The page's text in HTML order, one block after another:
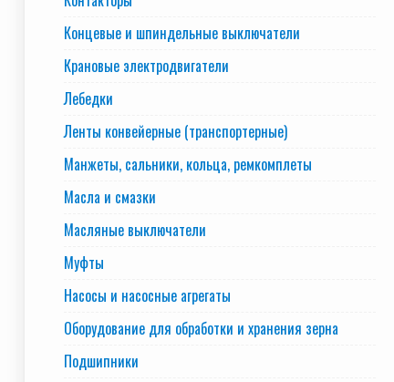
Концевые и шпиндельные выключатели
Крановые электродвигатели
Лебедки
Ленты конвейерные (транспортерные)
Манжеты, сальники, кольца, ремкомплеты
Масла и смазки
Масляные выключатели
Муфты
Насосы и насосные агрегаты
Оборудование для обработки и хранения зерна
Подшипники